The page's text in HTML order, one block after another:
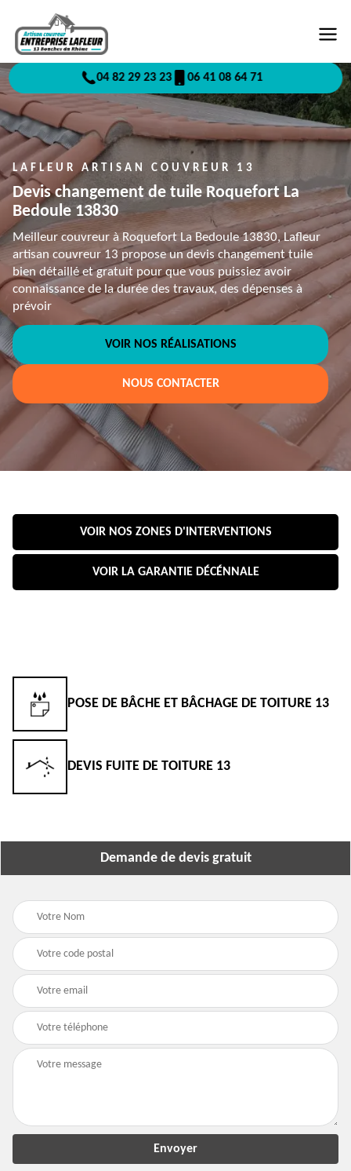
04 82 29 23 23 06 41 08 64 71
LAFLEUR ARTISAN COUVREUR 13
Devis changement de tuile Roquefort La
Bedoule 13830
Meilleur couvreur à Roquefort La Bedoule 13830, Lafleur
artisan couvreur 13 propose un devis changement tuile
bien détaillé et gratuit pour que vous puissiez avoir
connaissance de la durée des travaux, des dépenses à
prévoir
VOIR NOS RÉALISATIONS
NOUS CONTACTER
VOIR NOS ZONES D'INTERVENTIONS
VOIR LA GARANTIE DÉCÉNNALE
POSE DE BÂCHE ET BÂCHAGE DE TOITURE 13
DEVIS FUITE DE TOITURE 13
Demande de devis gratuit